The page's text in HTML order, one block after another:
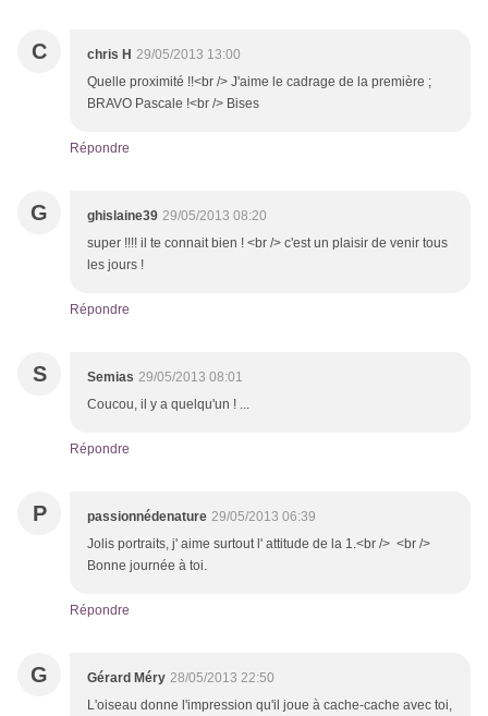
C chris H 29/05/2013 13:00
Quelle proximité !!<br /> J'aime le cadrage de la première ;
BRAVO Pascale !<br /> Bises
Répondre
G ghislaine39 29/05/2013 08:20
super !!!! il te connait bien ! <br /> c'est un plaisir de venir tous
les jours !
Répondre
S Semias 29/05/2013 08:01
Coucou, il y a quelqu'un ! ...
Répondre
P passionnédenature 29/05/2013 06:39
Jolis portraits, j' aime surtout l' attitude de la 1.<br /> <br />
Bonne journée à toi.
Répondre
G Gérard Méry 28/05/2013 22:50
L'oiseau donne l'impression qu'il joue à cache-cache avec toi,